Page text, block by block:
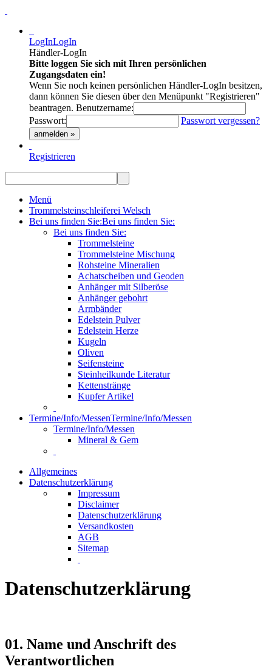
LogInLogIn
Händler-LogIn
Bitte loggen Sie sich mit Ihren persönlichen
Zugangsdaten ein!
Wenn Sie noch keinen persönlichen Händler-LogIn besitzen,
dann können Sie diesen über den Menüpunkt "Registrieren"
beantragen. Benutzername:
Passwort:
Passwort vergessen?
anmelden »
Registrieren
Menü
Trommelsteinschleiferei Welsch
Bei uns finden Sie:Bei uns finden Sie:
Bei uns finden Sie:
Trommelsteine
Trommelsteine Mischung
Rohsteine Mineralien
Achatscheiben und Geoden
Anhänger mit Silberöse
Anhänger gebohrt
Armbänder
Edelstein Pulver
Edelstein Herze
Kugeln
Oliven
Seifensteine
Steinheilkunde Literatur
Kettenstränge
Kupfer Artikel
Termine/Info/MessenTermine/Info/Messen
Termine/Info/Messen
Mineral & Gem
Allgemeines
Datenschutzerklärung
Impressum
Disclaimer
Datenschutzerklärung
Versandkosten
AGB
Sitemap
Datenschutzerklärung
01. Name und Anschrift des
Verantwortlichen